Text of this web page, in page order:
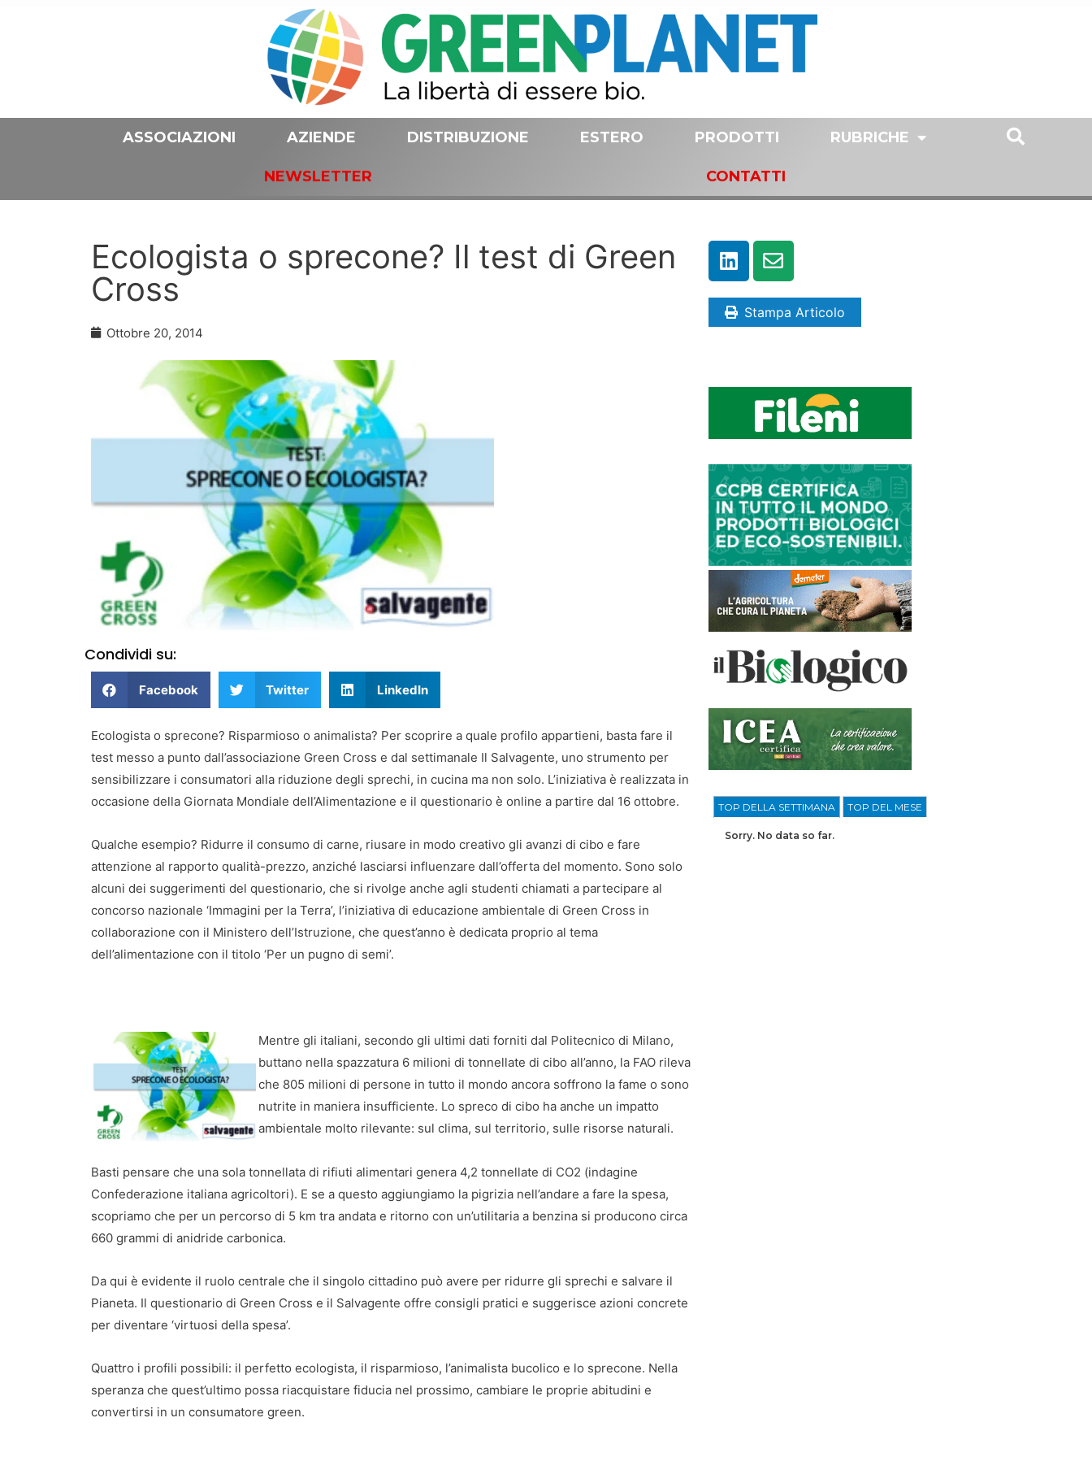
ASSOCIAZIONI AZIENDE DISTRIBUZIONE ESTERO PRODOTTI RUBRICHE
NEWSLETTER CONTATTI
Ecologista o sprecone? Il test di Green
Cross
Ottobre 20, 2014
Condividi su:
Facebook Twitter LinkedIn
Ecologista o sprecone? Risparmioso o animalista? Per scoprire a quale profilo appartieni, basta fare il
test messo a punto dall’associazione Green Cross e dal settimanale Il Salvagente, uno strumento per
sensibilizzare i consumatori alla riduzione degli sprechi, in cucina ma non solo. L’iniziativa è realizzata in
occasione della Giornata Mondiale dell’Alimentazione e il questionario è online a partire dal 16 ottobre.
Qualche esempio? Ridurre il consumo di carne, riusare in modo creativo gli avanzi di cibo e fare
attenzione al rapporto qualità-prezzo, anziché lasciarsi influenzare dall’offerta del momento. Sono solo
alcuni dei suggerimenti del questionario, che si rivolge anche agli studenti chiamati a partecipare al
concorso nazionale ‘Immagini per la Terra’, l’iniziativa di educazione ambientale di Green Cross in
collaborazione con il Ministero dell’Istruzione, che quest’anno è dedicata proprio al tema
dell’alimentazione con il titolo ‘Per un pugno di semi’.
Mentre gli italiani, secondo gli ultimi dati forniti dal Politecnico di Milano,
buttano nella spazzatura 6 milioni di tonnellate di cibo all’anno, la FAO rileva
che 805 milioni di persone in tutto il mondo ancora soffrono la fame o sono
nutrite in maniera insufficiente. Lo spreco di cibo ha anche un impatto
ambientale molto rilevante: sul clima, sul territorio, sulle risorse naturali.
Basti pensare che una sola tonnellata di rifiuti alimentari genera 4,2 tonnellate di CO2 (indagine
Confederazione italiana agricoltori). E se a questo aggiungiamo la pigrizia nell’andare a fare la spesa,
scopriamo che per un percorso di 5 km tra andata e ritorno con un’utilitaria a benzina si producono circa
660 grammi di anidride carbonica.
Da qui è evidente il ruolo centrale che il singolo cittadino può avere per ridurre gli sprechi e salvare il
Pianeta. Il questionario di Green Cross e il Salvagente offre consigli pratici e suggerisce azioni concrete
per diventare ‘virtuosi della spesa’.
Quattro i profili possibili: il perfetto ecologista, il risparmioso, l’animalista bucolico e lo sprecone. Nella
speranza che quest’ultimo possa riacquistare fiducia nel prossimo, cambiare le proprie abitudini e
convertirsi in un consumatore green.
Stampa Articolo
TOP DELLA SETTIMANA TOP DEL MESE
Sorry. No data so far.